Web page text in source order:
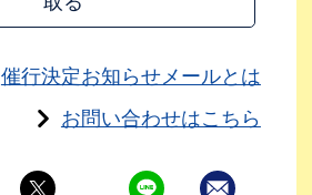
催行決定お知らせメールとは
お問い合わせはこちら